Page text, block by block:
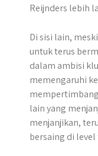
Reijnders lebih
Di sisi lain,
untuk terus
dalam ambisi
memengaruhi
lain yang
menjanjikan,
bersaing di